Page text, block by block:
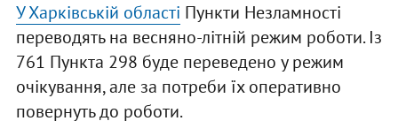
У Харківській області Пункти Незламності
переводять на весняно-літній режим роботи. Із
761 Пункта 298 буде переведено у режим
очікування, але за потреби їх оперативно
повернуть до роботи.